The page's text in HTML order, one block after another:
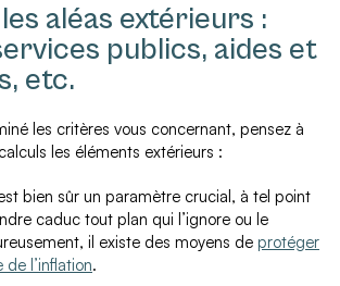
aléas extérieurs :
publics, aides et
etc.
les critères vous concernant, pensez à
les éléments extérieurs :
bien sûr un paramètre crucial, à tel point
caduc tout plan qui l’ignore ou le
il existe des moyens de protéger
l’inflation.